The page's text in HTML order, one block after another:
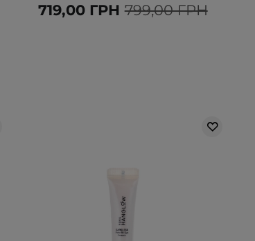
799,00 ГРН
719,00 ГРН